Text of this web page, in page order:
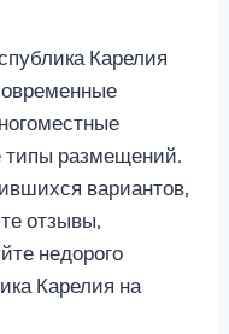
Карелия
типы размещений.
вариантов,
отзывы,
недорого
Карелия на